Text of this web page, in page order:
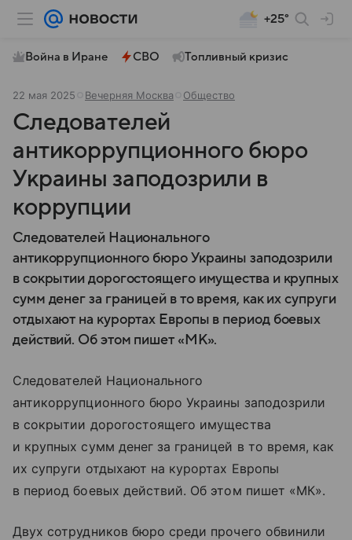
+25°
Война в Иране СВО Топливный кризис
22 мая 2025 Вечерняя Москва Общество
Следователей
антикоррупционного бюро
Украины заподозрили в
коррупции
Следователей Национального
антикоррупционного бюро Украины заподозрили
в сокрытии дорогостоящего имущества и крупных
сумм денег за границей в то время, как их супруги
отдыхают на курортах Европы в период боевых
действий. Об этом пишет «МК».
Следователей Национального
антикоррупционного бюро Украины заподозрили
в сокрытии дорогостоящего имущества
и крупных сумм денег за границей в то время, как
их супруги отдыхают на курортах Европы
в период боевых действий. Об этом пишет «МК».
Двух сотрудников бюро среди прочего обвинили